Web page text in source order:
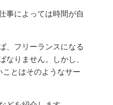
事によっては時間が自
、フリーランスになる
なりません。しかし、
とはそのようなサー